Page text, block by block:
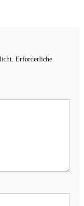
Erforderliche